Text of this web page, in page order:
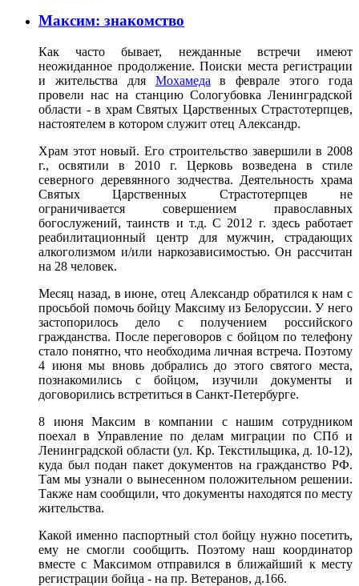
Максим: знакомство
Как часто бывает, нежданные встречи имеют
неожиданное продолжение. Поиски места регистрации
и жительства для Мохамеда
в феврале этого года
провели нас на станцию Сологубовка Ленинградской
области - в храм Святых Царственных Страстотерпцев,
настоятелем в котором служит отец Александр.
Храм этот новый. Его строительство завершили в 2008
г., освятили в 2010 г. Церковь возведена в стиле
северного деревянного зодчества. Деятельность храма
Святых Царственных Страстотерпцев не
ограничивается совершением православных
богослужений, таинств и т.д. С 2012 г. здесь работает
реабилитационный центр для мужчин, страдающих
алкоголизмом и/или наркозависимостью. Он рассчитан
на 28 человек.
Месяц назад, в июне, отец Александр обратился к нам с
просьбой помочь бойцу Максиму из Белоруссии. У него
застопорилось дело с получением российского
гражданства. После переговоров с бойцом по телефону
стало понятно, что необходима личная встреча. Поэтому
4 июня мы вновь добрались до этого святого места,
познакомились с бойцом, изучили документы и
договорились встретиться в Санкт-Петербурге.
8 июня Максим в компании с нашим сотрудником
поехал в Управление по делам миграции по СПб и
Ленинградской области (ул. Кр. Текстильщика, д. 10-12),
куда был подан пакет документов на гражданство РФ.
Там мы узнали о вынесенном положительном решении.
Также нам сообщили, что документы находятся по месту
жительства.
Какой именно паспортный стол бойцу нужно посетить,
ему не смогли сообщить. Поэтому наш координатор
вместе с Максимом отправился в ближайший к месту
регистрации бойца - на пр. Ветеранов, д.166.